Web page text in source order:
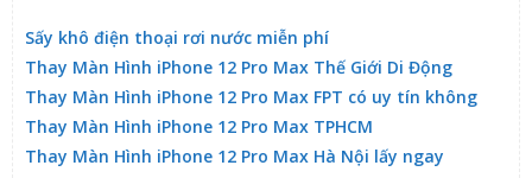
Sấy khô điện thoại rơi nước miễn phí
Thay Màn Hình iPhone 12 Pro Max Thế Giới Di Động
Thay Màn Hình iPhone 12 Pro Max FPT có uy tín không
Thay Màn Hình iPhone 12 Pro Max TPHCM
Thay Màn Hình iPhone 12 Pro Max Hà Nội lấy ngay